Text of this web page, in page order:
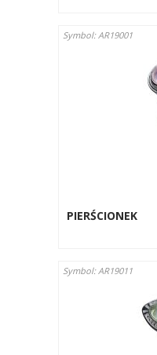
Symbol: AR19001
PIERŚCIONEK
Symbol: AR19011